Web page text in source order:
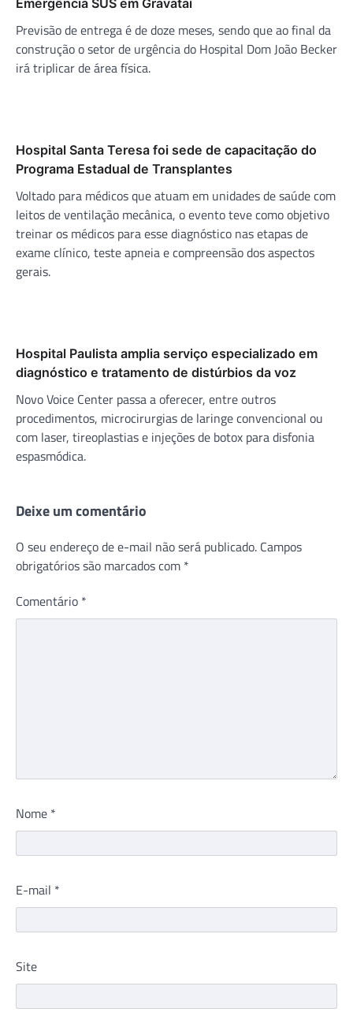
Previsão de entrega é de doze meses, sendo que ao final da
construção o setor de urgência do Hospital Dom João Becker
irá triplicar de área física.
Hospital Santa Teresa foi sede de capacitação do
Programa Estadual de Transplantes
Voltado para médicos que atuam em unidades de saúde com
leitos de ventilação mecânica, o evento teve como objetivo
treinar os médicos para esse diagnóstico nas etapas de
exame clínico, teste apneia e compreensão dos aspectos
gerais.
Hospital Paulista amplia serviço especializado em
diagnóstico e tratamento de distúrbios da voz
Novo Voice Center passa a oferecer, entre outros
procedimentos, microcirurgias de laringe convencional ou
com laser, tireoplastias e injeções de botox para disfonia
espasmódica.
Deixe um comentário
O seu endereço de e-mail não será publicado. Campos
obrigatórios são marcados com *
Comentário *
Nome *
E-mail *
Site